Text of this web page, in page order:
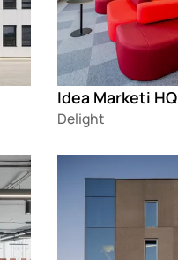
Idea Marketi HQ
Delight